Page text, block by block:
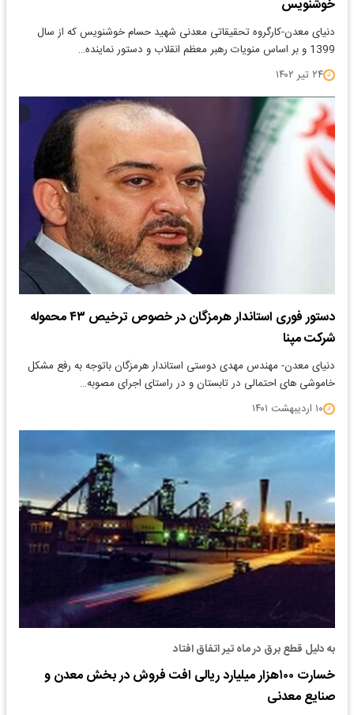
خوشنویس
دنیای معدن-کارگروه تحقیقاتی معدنی شهید حسام خوشنویس که از سال
1399 و بر اساس منویات رهبر معظم انقلاب و دستور نماینده…
۲۴ تیر ۱۴۰۲
دستور فوری استاندار هرمزگان در خصوص ترخیص ۴٣ محموله
شرکت مپنا
دنیای معدن- مهندس مهدی دوستی استاندار هرمزگان باتوجه به رفع مشکل
خاموشی های احتمالی در تابستان و در راستای اجرای مصوبه…
۱۰ اردیبهشت ۱۴۰۱
به دلیل قطع برق در ماه تیر اتفاق افتاد
خسارت ۱۰۰هزار میلیارد ریالی افت فروش در بخش معدن و
صنایع معدنی